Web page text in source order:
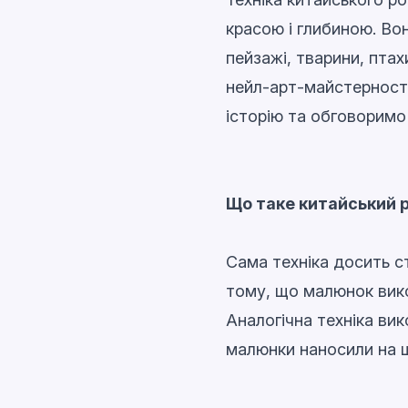
красою і глибиною.
пейзажі, тварини,
нейл-арт-
історію та
Що таке китайський
Сама техніка досить
тому, що малюнок
Аналогічна техніка
малюнки наносили на